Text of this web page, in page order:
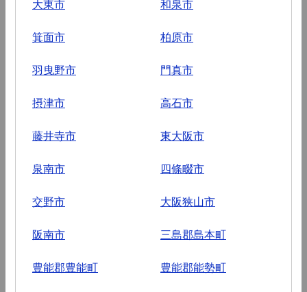
大東市 和泉市
箕面市 柏原市
羽曳野市 門真市
摂津市 高石市
藤井寺市 東大阪市
泉南市 四條畷市
交野市 大阪狭山市
阪南市 三島郡島本町
豊能郡豊能町 豊能郡能勢町